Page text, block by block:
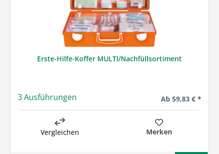
Erste-Hilfe-Koffer MULTI/Nachfüllsortiment
3 Ausführungen Regulärer Preis:
Ab 59,83 € *
Vergleichen Merken